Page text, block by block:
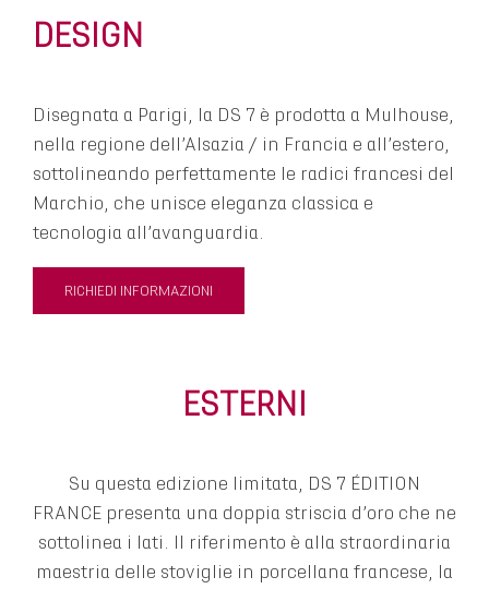
DESIGN
Disegnata a Parigi, la DS 7 è prodotta a Mulhouse,
nella regione dell’Alsazia / in Francia e all’estero,
sottolineando perfettamente le radici francesi del
Marchio, che unisce eleganza classica e
tecnologia all’avanguardia.
RICHIEDI INFORMAZIONI
ESTERNI
Su questa edizione limitata, DS 7 ÉDITION
FRANCE presenta una doppia striscia d’oro che ne
sottolinea i lati. Il riferimento è alla straordinaria
maestria delle stoviglie in porcellana francese, la